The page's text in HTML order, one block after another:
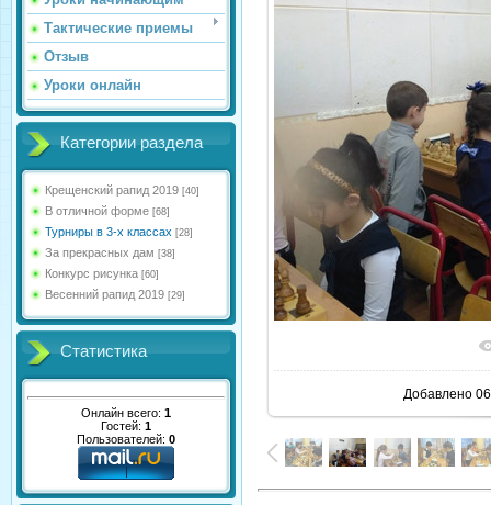
Тактические приемы
Отзыв
Уроки онлайн
Категории раздела
Крещенский рапид 2019 [40]
В отличной форме [68]
Турниры в 3-х классах [28]
За прекрасных дам [38]
Конкурс рисунка [60]
Весенний рапид 2019 [29]
Статистика
Онлайн всего: 1
Гостей: 1
Пользователей: 0
В
Добавлено